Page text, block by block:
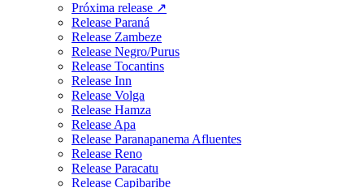
Próxima release ↗
Release Paraná
Release Zambeze
Release Negro/Purus
Release Tocantins
Release Inn
Release Volga
Release Hamza
Release Apa
Release Paranapanema Afluentes
Release Reno
Release Paracatu
Release Capibaribe